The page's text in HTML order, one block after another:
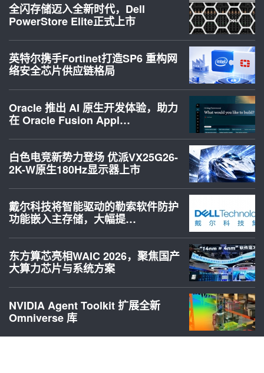
全闪存储迈入全新时代，Dell
PowerStore Elite正式上市
英特尔携手Fortinet打造SP6 重构网
络安全芯片供应链格局
Oracle 推出 AI 原生开发体验，助力
在 Oracle Fusion Appl…
白色电竞新势力登场 优派VX25G26-
2K-W原生180Hz显示器上市
戴尔科技将智能驱动的勒索软件防护
功能嵌入主存储，大幅提…
东方算芯亮相WAIC 2026，聚焦国产
大算力芯片与系统方案
NVIDIA Agent Toolkit 扩展全新
Omniverse 库